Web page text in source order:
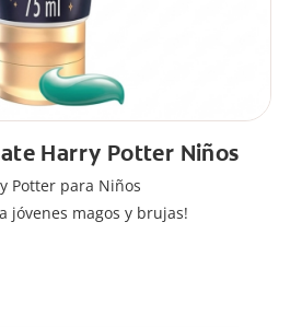
Harry Potter Niños
Potter para Niños
jóvenes magos y brujas!